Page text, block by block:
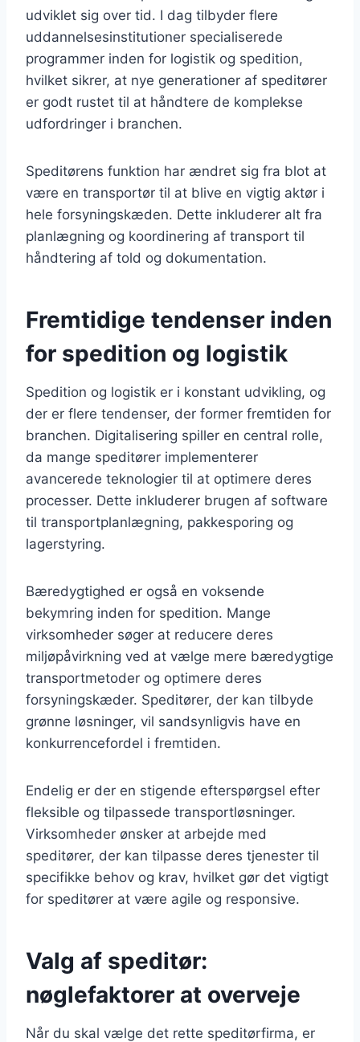
udviklet sig over tid. I dag tilbyder flere
uddannelsesinstitutioner specialiserede
programmer inden for logistik og spedition,
hvilket sikrer, at nye generationer af speditører
er godt rustet til at håndtere de komplekse
udfordringer i branchen.
Speditørens funktion har ændret sig fra blot at
være en transportør til at blive en vigtig aktør i
hele forsyningskæden. Dette inkluderer alt fra
planlægning og koordinering af transport til
håndtering af told og dokumentation.
Fremtidige tendenser inden
for spedition og logistik
Spedition og logistik er i konstant udvikling, og
der er flere tendenser, der former fremtiden for
branchen. Digitalisering spiller en central rolle,
da mange speditører implementerer
avancerede teknologier til at optimere deres
processer. Dette inkluderer brugen af software
til transportplanlægning, pakkesporing og
lagerstyring.
Bæredygtighed er også en voksende
bekymring inden for spedition. Mange
virksomheder søger at reducere deres
miljøpåvirkning ved at vælge mere bæredygtige
transportmetoder og optimere deres
forsyningskæder. Speditører, der kan tilbyde
grønne løsninger, vil sandsynligvis have en
konkurrencefordel i fremtiden.
Endelig er der en stigende efterspørgsel efter
fleksible og tilpassede transportløsninger.
Virksomheder ønsker at arbejde med
speditører, der kan tilpasse deres tjenester til
specifikke behov og krav, hvilket gør det vigtigt
for speditører at være agile og responsive.
Valg af speditør:
nøglefaktorer at overveje
Når du skal vælge det rette speditørfirma, er